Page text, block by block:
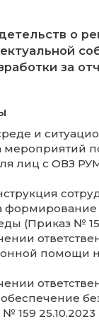
наличии
и
и
№ 1 (уч.
№ 1